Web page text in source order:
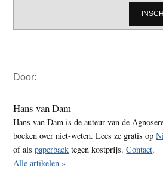
Sidebar
Door:
Hans van Dam
Hans van Dam is de auteur van de
boeken over niet-weten. Lees ze gratis op
of alspaperback tegen kostprijs.Contact.
Alle artikelen »